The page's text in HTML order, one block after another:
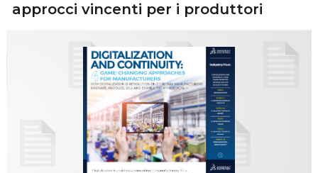
approcci vincenti per i produttori